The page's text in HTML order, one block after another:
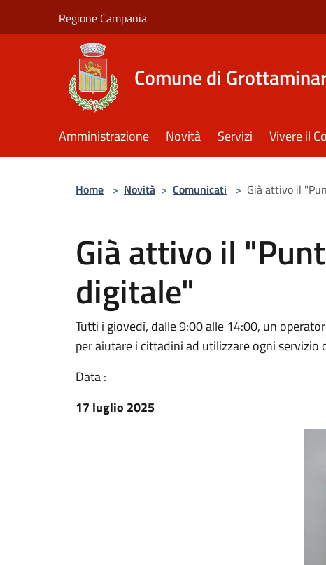
Regione Campania
Comune di
Amministrazione Novità Servizi Vivere il
Home > Novità > Comunicati > Già attivo il
Già attivo il
digitale"
Tutti i giovedì, dalle 9:00 alle 14:00, un
per aiutare i cittadini ad utilizzare ogni servizio
Data :
17 luglio 2025